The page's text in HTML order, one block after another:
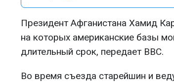
Президент Афганистана Хамид
на которых американские базы
длительный срок, передает ВВС.
Во время съезда старейшин и